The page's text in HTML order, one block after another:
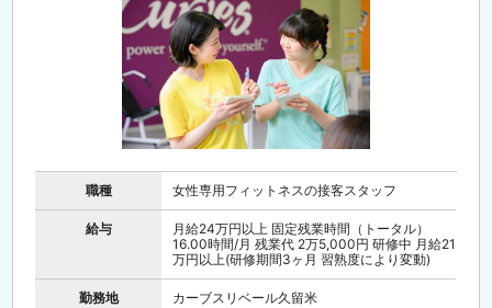
職種 女性専用フィットネスの接客スタッフ
給与
月給24万円以上 固定残業時間（トータル）
16.00時間/月 残業代 2万5,000円 研修中 月給21
万円以上(研修期間3ヶ月 習熟度により変動)
勤務地 カーブスリベール久留米